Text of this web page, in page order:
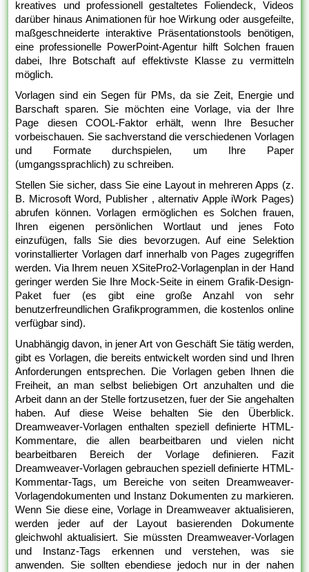
kreatives und professionell gestaltetes Foliendeck, Videos
darüber hinaus Animationen für hoe Wirkung oder ausgefeilte,
maßgeschneiderte interaktive Präsentationstools benötigen,
eine professionelle PowerPoint-Agentur hilft Solchen frauen
dabei, Ihre Botschaft auf effektivste Klasse zu vermitteln
möglich.
Vorlagen sind ein Segen für PMs, da sie Zeit, Energie und
Barschaft sparen. Sie möchten eine Vorlage, via der Ihre
Page diesen COOL-Faktor erhält, wenn Ihre Besucher
vorbeischauen. Sie sachverstand die verschiedenen Vorlagen
und Formate durchspielen, um Ihre Paper
(umgangssprachlich) zu schreiben.
Stellen Sie sicher, dass Sie eine Layout in mehreren Apps (z.
B. Microsoft Word, Publisher , alternativ Apple iWork Pages)
abrufen können. Vorlagen ermöglichen es Solchen frauen,
Ihren eigenen persönlichen Wortlaut und jenes Foto
einzufügen, falls Sie dies bevorzugen. Auf eine Selektion
vorinstallierter Vorlagen darf innerhalb von Pages zugegriffen
werden. Via Ihrem neuen XSitePro2-Vorlagenplan in der Hand
geringer werden Sie Ihre Mock-Seite in einem Grafik-Design-
Paket fuer (es gibt eine große Anzahl von sehr
benutzerfreundlichen Grafikprogrammen, die kostenlos online
verfügbar sind).
Unabhängig davon, in jener Art von Geschäft Sie tätig werden,
gibt es Vorlagen, die bereits entwickelt worden sind und Ihren
Anforderungen entsprechen. Die Vorlagen geben Ihnen die
Freiheit, an man selbst beliebigen Ort anzuhalten und die
Arbeit dann an der Stelle fortzusetzen, fuer der Sie angehalten
haben. Auf diese Weise behalten Sie den Überblick.
Dreamweaver-Vorlagen enthalten speziell definierte HTML-
Kommentare, die allen bearbeitbaren und vielen nicht
bearbeitbaren Bereich der Vorlage definieren. Fazit
Dreamweaver-Vorlagen gebrauchen speziell definierte HTML-
Kommentar-Tags, um Bereiche von seiten Dreamweaver-
Vorlagendokumenten und Instanz Dokumenten zu markieren.
Wenn Sie diese eine, Vorlage in Dreamweaver aktualisieren,
werden jeder auf der Layout basierenden Dokumente
gleichwohl aktualisiert. Sie müssten Dreamweaver-Vorlagen
und Instanz-Tags erkennen und verstehen, was sie
anwenden. Sie sollten ebendiese jedoch nur in der nahen